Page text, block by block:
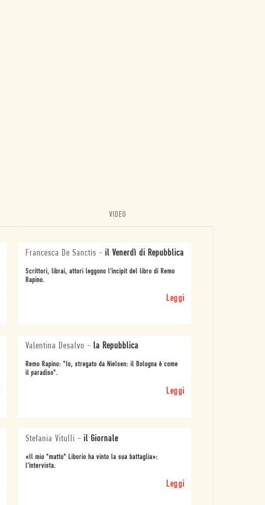
VIDEO
Francesca De Sanctis - il Venerdì di Repubblica
Scrittori, librai, attori leggono l'incipit del libro di Remo
Rapino.
Leggi
Valentina Desalvo - la Repubblica
Remo Rapino: "Io, stregato da Nielsen: il Bologna è come
il paradiso".
Leggi
Stefania Vitulli - il Giornale
«Il mio "matto" Liborio ha vinto la sua battaglia»:
l'intervista.
Leggi